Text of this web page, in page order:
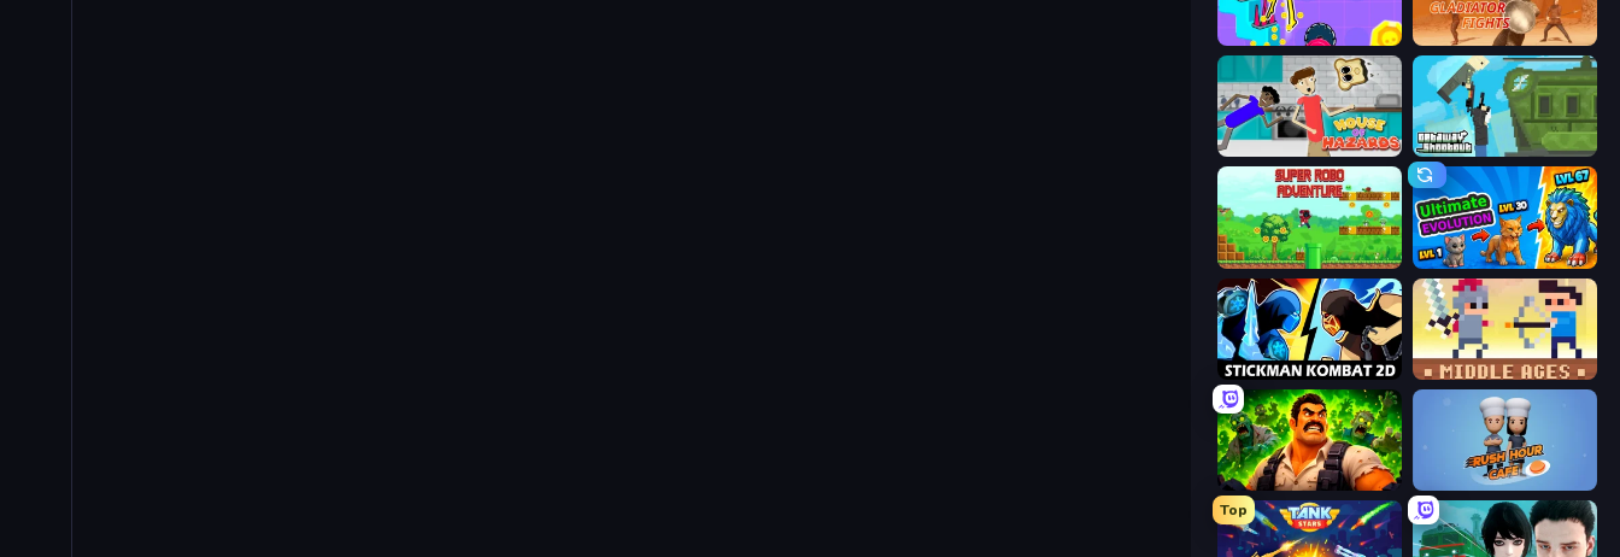
No Pain No Gain - Ragdoll Sandbox Gladiator Fights
House of Hazards Getaway Shootout
Super Robo - Adventure Ultimate Evolution
Stickman Kombat 2D Castle Wars: Middle Ages
Zombie Lab Escape Rush Hour Cafe
Top